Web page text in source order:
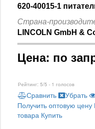
620-40015-1
Страна-
LINCOLN GmbH &
Цена: по
Рейтинг: 5/5 - 1 голосов
Сравнить Убрать
Получить оптовую цену
товара Купить